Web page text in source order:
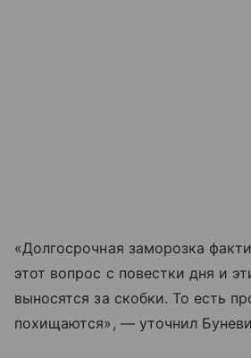
«Долгосрочная заморозка
этот вопрос с повестки дня и
выносятся за скобки. То есть
похищаются», — уточнил